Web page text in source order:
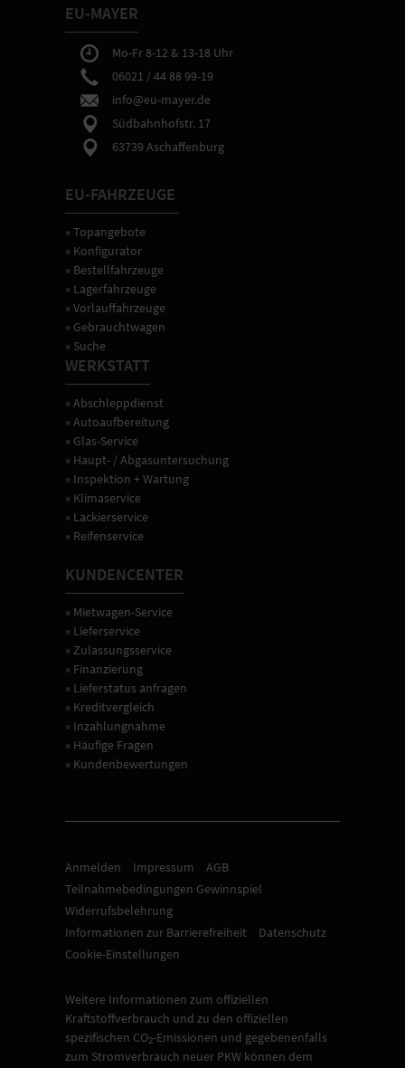
sowie
Fahrzeugtechnik.
EU-MAYER
Mo-Fr 8-12 & 13-18 Uhr
06021 / 44 88 99-19
info@eu-mayer.de
Südbahnhofstr. 17
63739 Aschaffenburg
EU-FAHRZEUGE
» Topangebote
» Konfigurator
» Bestellfahrzeuge
» Lagerfahrzeuge
» Vorlauffahrzeuge
» Gebrauchtwagen
» Suche
WERKSTATT
» Abschleppdienst
» Autoaufbereitung
» Glas-Service
» Haupt- / Abgasuntersuchung
» Inspektion + Wartung
» Klimaservice
» Lackierservice
» Reifenservice
KUNDENCENTER
» Mietwagen-Service
» Lieferservice
» Zulassungsservice
» Finanzierung
» Lieferstatus anfragen
» Kreditvergleich
» Inzahlungnahme
» Häufige Fragen
» Kundenbewertungen
Anmelden Impressum
AGB
Teilnahmebedingungen Gewinnspiel
Widerrufsbelehrung
Informationen zur Barrierefreiheit
Datenschutz
Cookie-Einstellungen
Weitere Informationen zum offiziellen
Kraftstoffverbrauch und zu den offiziellen
spezifischen CO2-Emissionen und gegebenenfalls
zum Stromverbrauch neuer PKW können dem